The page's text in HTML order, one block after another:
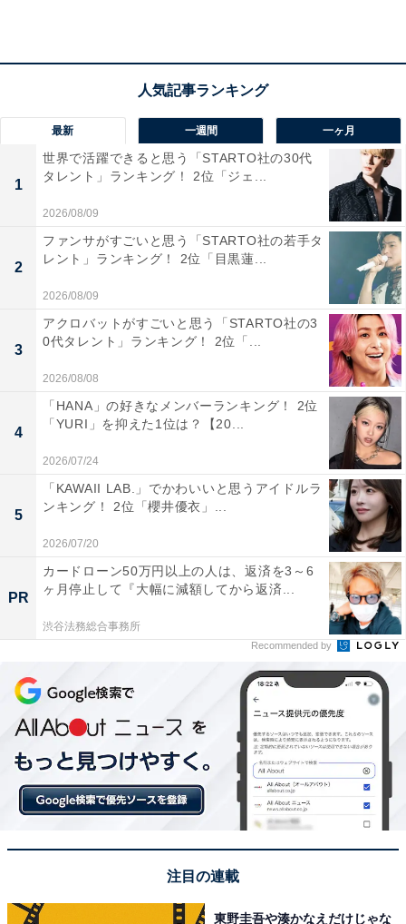
本の桜が一斉に咲き誇り、花筏が堀を埋め尽くす光景は
幻想的です。背景にそびえる岩木山とのコントラストも
見事で、どの角度から見ても絵になる景観が広がりま
す。歴史ある天守と自然が織りなす風景は、訪れる人の
心を強く惹きつけ、何度でも足を運びたくなる魅力があ
ります」（50代男性／長崎県）といった声が集まりまし
た。
1位：五稜郭跡（北海道）／126票
北海道函館市に位置する五稜郭跡は、日本に現存する西
洋式城郭の代表的な遺構です。星形五角形の城郭は、城
郭全体の美しさとともに、周囲の堀や石垣が一体となっ
て独特の景観を生み出しています。春の桜の時期は、ピ
ンクに染まった星形が最も見事な絶景となり、隣接する
五稜郭タワーからの眺めは圧巻です。
回答者からは「五稜郭タワーから眺めるとその形の美し
す」（30代女性／東京都）といった声が集まりました。
最新 一週間 一ヶ月
1
世界で活躍できると思う「STARTO社の30代
タレント」ランキング！ 2位「ジェ...
2026/08/09
2
ファンサがすごいと思う「STARTO社の若手タ
レント」ランキング！ 2位「目黒蓮...
2026/08/09
3
アクロバットがすごいと思う「STARTO社の3
0代タレント」ランキング！ 2位「...
2026/08/08
4
「HANA」の好きなメンバーランキング！ 2位
「YURI」を抑えた1位は？【20...
2026/07/24
5
「KAWAII LAB.」でかわいいと思うアイドルラ
ンキング！ 2位「櫻井優衣」...
2026/07/20
PR
カードローン50万円以上の人は、返済を3～6
ヶ月停止して『大幅に減額してから返済...
渋谷法務総合事務所
Recommended by
注目の連載
東野圭吾や湊かなえだけじゃな